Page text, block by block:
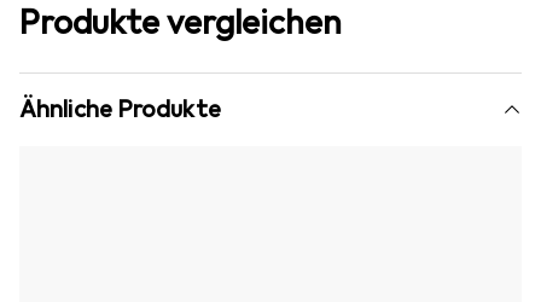
Produkte vergleichen
Ähnliche Produkte